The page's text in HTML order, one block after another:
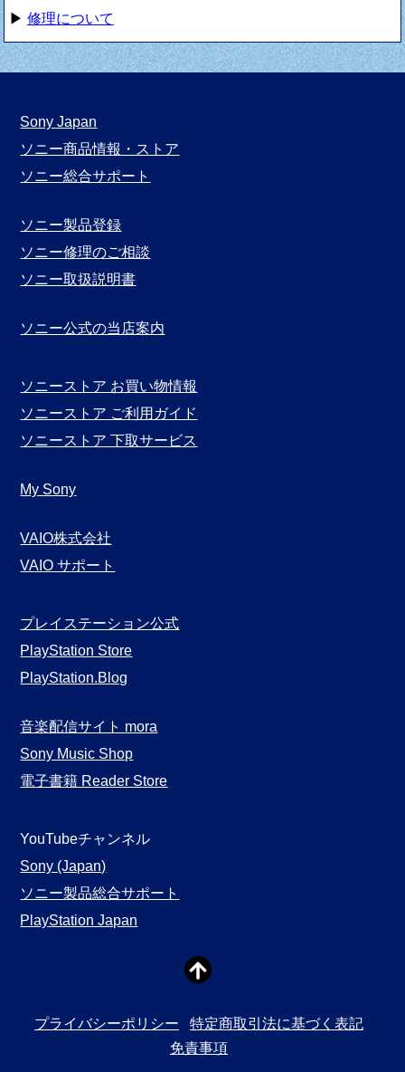
▶ 修理について
Sony Japan
ソニー商品情報・ストア
ソニー総合サポート
ソニー製品登録
ソニー修理のご相談
ソニー取扱説明書
ソニー公式の当店案内
ソニーストア お買い物情報
ソニーストア ご利用ガイド
ソニーストア 下取サービス
My Sony
VAIO株式会社
VAIO サポート
プレイステーション公式
PlayStation Store
PlayStation.Blog
音楽配信サイト mora
Sony Music Shop
電子書籍 Reader Store
YouTubeチャンネル
Sony (Japan)
ソニー製品総合サポート
PlayStation Japan
プライバシーポリシー
特定商取引法に基づく表記
免責事項